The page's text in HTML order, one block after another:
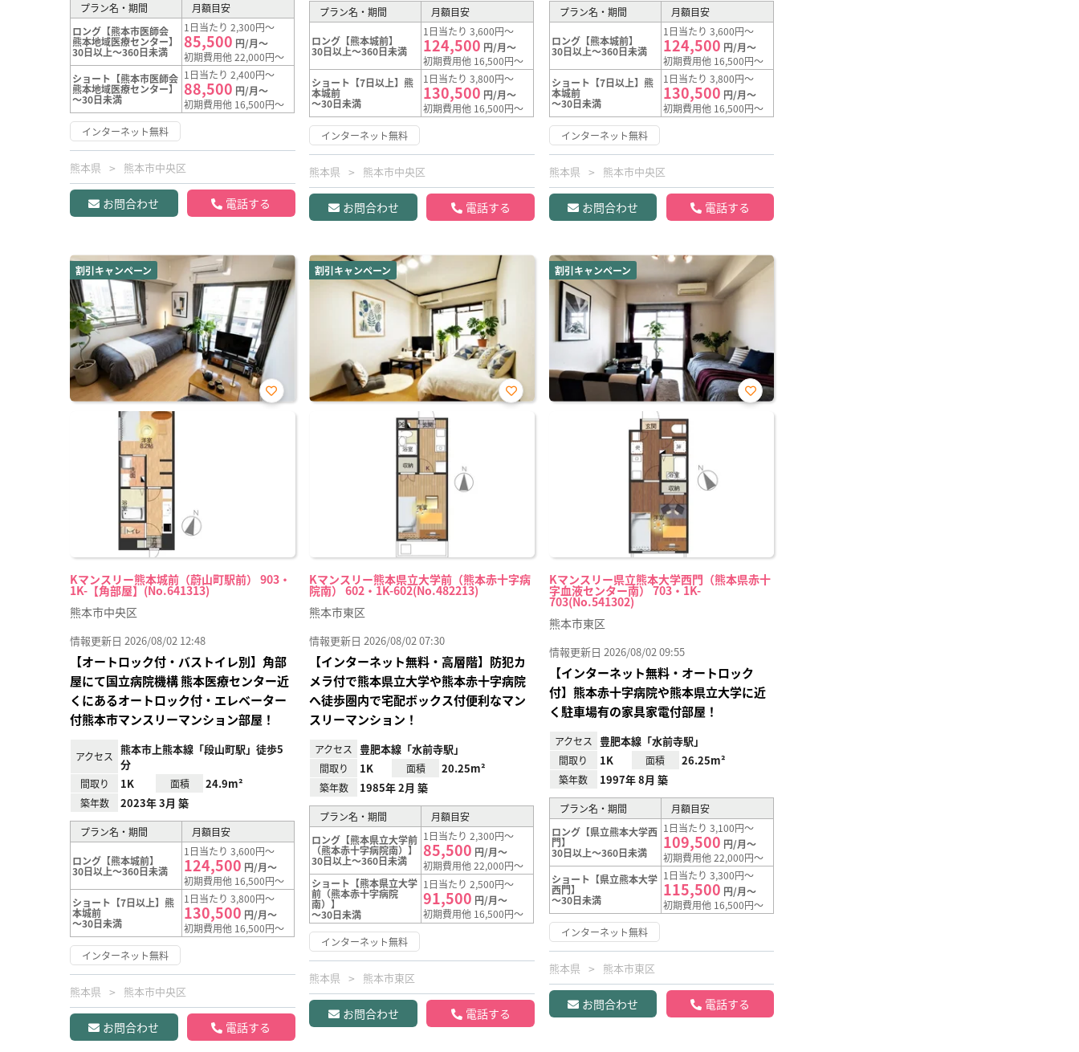
プラン名・期間
月額目安
ロング【熊本市医師会
熊本地域医療センター】
30日以上～360日未満
1日当たり 2,300円～
85,500 円/月～
初期費用他 22,000円～
ショート【熊本市医師会
熊本地域医療センター】
～30日未満
1日当たり 2,400円～
88,500 円/月～
初期費用他 16,500円～
インターネット無料
熊本県 熊本市中央区
お問合わせ 電話する
プラン名・期間 月額目安
ロング【熊本城前】
30日以上～360日未満
1日当たり 3,600円～
124,500 円/月～
初期費用他 16,500円～
ショート【7日以上】熊
本城前
～30日未満
1日当たり 3,800円～
130,500 円/月～
初期費用他 16,500円～
インターネット無料
熊本県 熊本市中央区
お問合わせ 電話する
プラン名・期間 月額目安
ロング【熊本城前】
30日以上～360日未満
1日当たり 3,600円～
124,500 円/月～
初期費用他 16,500円～
ショート【7日以上】熊
本城前
～30日未満
1日当たり 3,800円～
130,500 円/月～
初期費用他 16,500円～
インターネット無料
熊本県 熊本市中央区
お問合わせ 電話する
割引キャンペーン
Kマンスリー熊本城前（蔚山町駅前） 903・
1K-【角部屋】(No.641313)
お気
熊本市中央区
情報更新日 2026/08/02 12:48
【オートロック付・バストイレ別】角部
屋にて国立病院機構 熊本医療センター近
くにあるオートロック付・エレベーター
付熊本市マンスリーマンション部屋！
アクセス
熊本市上熊本線「段山町駅」徒歩5
分
間取り 1K 面積 24.9m²
築年数 2023年 3月 築
プラン名・期間 月額目安
ロング【熊本城前】
30日以上～360日未満
1日当たり 3,600円～
124,500 円/月～
初期費用他 16,500円～
ショート【7日以上】熊
本城前
～30日未満
1日当たり 3,800円～
130,500 円/月～
初期費用他 16,500円～
インターネット無料
熊本県 熊本市中央区
お問合わせ 電話する
割引キャンペーン
Kマンスリー熊本県立大学前（熊本赤十字病
院南） 602・1K-602(No.482213)
お気
熊本市東区
情報更新日 2026/08/02 07:30
【インターネット無料・高層階】防犯カ
メラ付で熊本県立大学や熊本赤十字病院
へ徒歩圏内で宅配ボックス付便利なマン
スリーマンション！
アクセス 豊肥本線「水前寺駅」
間取り 1K 面積 20.25m²
築年数 1985年 2月 築
プラン名・期間
月額目安
ロング【熊本県立大学前
（熊本赤十字病院南）】
30日以上～360日未満
1日当たり 2,300円～
85,500 円/月～
初期費用他 22,000円～
ショート【熊本県立大学
前（熊本赤十字病院
南）】
～30日未満
1日当たり 2,500円～
91,500 円/月～
初期費用他 16,500円～
インターネット無料
熊本県 熊本市東区
お問合わせ 電話する
割引キャンペーン
Kマンスリー県立熊本大学西門（熊本県赤十
字血液センター南） 703・1K-
703(No.541302)
お気
熊本市東区
情報更新日 2026/08/02 09:55
【インターネット無料・オートロック
付】熊本赤十字病院や熊本県立大学に近
く駐車場有の家具家電付部屋！
アクセス 豊肥本線「水前寺駅」
間取り 1K 面積 26.25m²
築年数 1997年 8月 築
プラン名・期間
月額目安
ロング【県立熊本大学西
門】
30日以上～360日未満
1日当たり 3,100円～
109,500 円/月～
初期費用他 22,000円～
ショート【県立熊本大学
西門】
～30日未満
1日当たり 3,300円～
115,500 円/月～
初期費用他 16,500円～
インターネット無料
熊本県 熊本市東区
お問合わせ 電話する